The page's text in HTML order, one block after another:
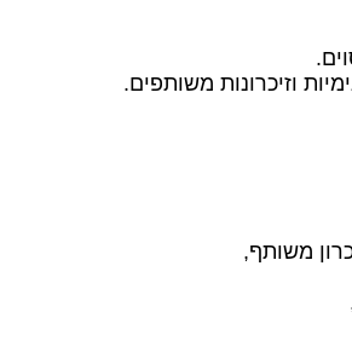
וזיכרונות משותפים.
משותף,